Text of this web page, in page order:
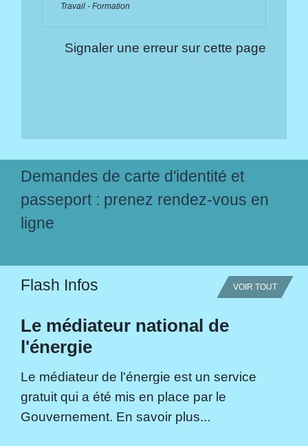
Travail - Formation
Signaler une erreur sur cette page
Demandes de carte d'identité et
passeport : prenez rendez-vous en
ligne
Flash Infos VOIR TOUT
Le médiateur national de
l'énergie
Le médiateur de l'énergie est un service
gratuit qui a été mis en place par le
Gouvernement. En savoir plus...